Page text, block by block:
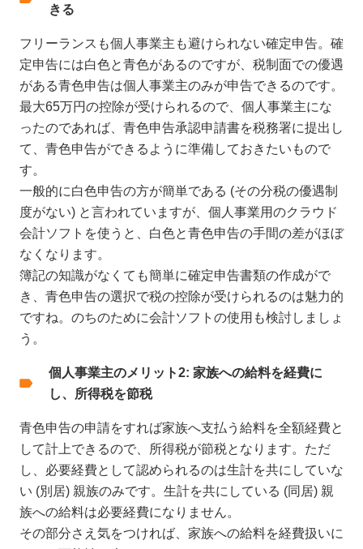
きる
フリーランスも個人事業主も避けられない確定申告。確
定申告には白色と青色があるのですが、税制面での優遇
がある青色申告は個人事業主のみが申告できるのです。
最大65万円の控除が受けられるので、個人事業主にな
ったのであれば、青色申告承認申請書を税務署に提出し
て、青色申告ができるように準備しておきたいもので
す。
一般的に白色申告の方が簡単である (その分税の優遇制
度がない) と言われていますが、個人事業用のクラウド
会計ソフトを使うと、白色と青色申告の手間の差がほぼ
なくなります。
簿記の知識がなくても簡単に確定申告書類の作成がで
き、青色申告の選択で税の控除が受けられるのは魅力的
ですね。のちのために会計ソフトの使用も検討しましょ
う。
個人事業主のメリット2: 家族への給料を経費に
し、所得税を節税
青色申告の申請をすれば家族へ支払う給料を全額経費と
して計上できるので、所得税が節税となります。ただ
し、必要経費として認められるのは生計を共にしていな
い (別居) 親族のみです。生計を共にしている (同居) 親
族への給料は必要経費になりません。
その部分さえ気をつければ、家族への給料を経費扱いに